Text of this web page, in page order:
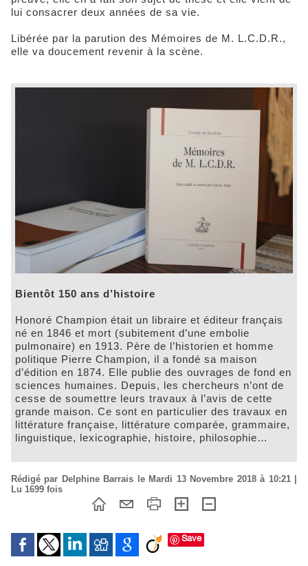
lui consacrer deux années de sa vie.
Libérée par la parution des Mémoires de M. L.C.D.R.,
elle va doucement revenir à la scène.
Bientôt 150 ans d’histoire
Honoré Champion était un libraire et éditeur français
né en 1846 et mort (subitement d’une embolie
pulmonaire) en 1913. Père de l’historien et homme
politique Pierre Champion, il a fondé sa maison
d’édition en 1874. Elle publie des ouvrages de fond en
sciences humaines. Depuis, les chercheurs n’ont de
cesse de soumettre leurs travaux à l’avis de cette
grande maison. Ce sont en particulier des travaux en
littérature française, littérature comparée, grammaire,
linguistique, lexicographie, histoire, philosophie…
Rédigé par Delphine Barrais le Mardi 13 Novembre 2018 à 10:21 |
Lu 1699 fois
Save